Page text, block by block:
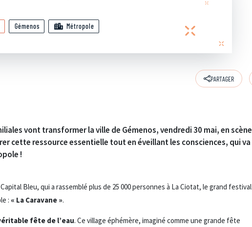
Gémenos Métropole
PARTAGER
vont transformer la ville de Gémenos, vendredi 30 mai, en scène
cette ressource essentielle tout en éveillant les consciences, qui va
!
Bleu, qui a rassemblé plus de 25 000 personnes à La Ciotat, le grand festival
: « La Caravane ».
fête de l’eau. Ce village éphémère, imaginé comme une grande fête